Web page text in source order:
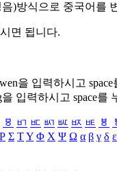
)방식으로 중국어를
면 됩니다.
을 입력하시고
을 입력하시고 space를
ㅱ ㅲ ㅳ ㅴ ㅵ ㅶ ㅷ ㅸ
Ρ Σ ΤΥ Φ Χ Ψ Ω α β γ δ ε